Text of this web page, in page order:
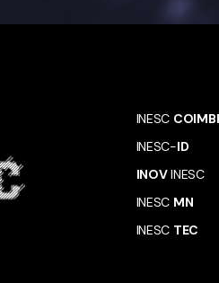
INESC
INESC-ID
INOVINESC
INESC MN
INESC TEC